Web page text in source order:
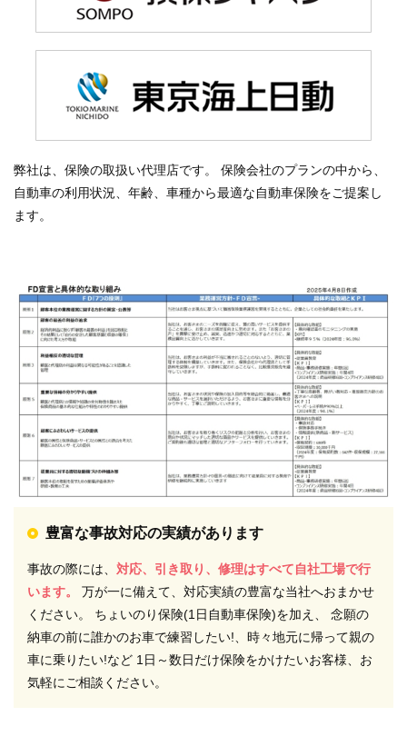
弊社は、保険の取扱い代理店です。 保険会社のプランの中から、
自動車の利用状況、年齢、車種から最適な自動車保険をご提案し
ます。
豊富な事故対応の実績があります
事故の際には、 対応、引き取り、修理はすべて自社工場で行
います。
万が一に備えて、対応実績の豊富な当社へおまかせ
ください。 ちょいのり保険(1日自動車保険)を加え、 念願の
納車の前に誰かのお車で練習したい!、時々地元に帰って親の
車に乗りたい!など 1日～数日だけ保険をかけたいお客様、お
気軽にご相談ください。